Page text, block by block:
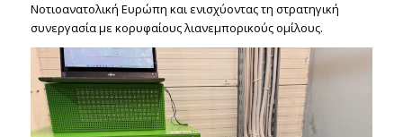
Νοτιοανατολική Ευρώπη και ενισχύοντας τη στρατηγική
συνεργασία με κορυφαίους λιανεμπορικούς ομίλους.